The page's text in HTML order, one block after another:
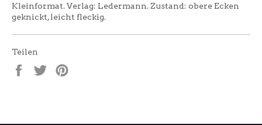
Kleinformat. Verlag: Ledermann. Zustand: obere Ecken
geknickt, leicht fleckig.
Teilen
Auf
Facebook
Auf
Twitter